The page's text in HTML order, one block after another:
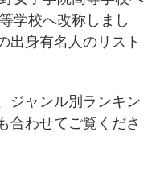
学校へ改称しまし
出身有名人のリスト
ジャンル別ランキン
合わせてご覧くださ